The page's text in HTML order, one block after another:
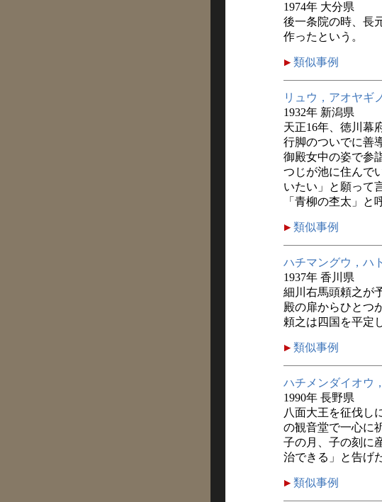
1974年 大分県
後一条院の時、長
作ったという。
類似事例
リュウ，アオヤギ
1932年 新潟県
天正16年、徳川幕
行脚のついでに善
御殿女中の姿で参
つじが池に住んで
いたい」と願って
「青柳の杢太」と
類似事例
ハチマングウ，ハト
1937年 香川県
細川右馬頭頼之が
殿の扉からひとつ
頼之は四国を平定
類似事例
ハチメンダイオウ
1990年 長野県
八面大王を征伐し
の観音堂で一心に
子の月、子の刻に
治できる」と告げ
類似事例